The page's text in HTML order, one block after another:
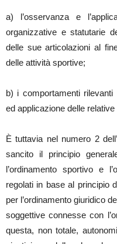
a) l’osservanza e
organizzative e statutarie
delle sue articolazioni al
delle attività sportive;
b) i comportamenti rilevanti
ed applicazione delle relative
È tuttavia nel numero 2
sancito il principio
l’ordinamento sportivo e
regolati in base al principio
per l’ordinamento giuridico
soggettive connesse con
questa, non totale,